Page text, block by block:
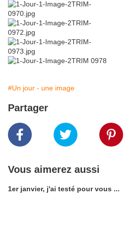
#Un jour - une image
Partager
Vous aimerez aussi
1er janvier, j'ai testé pour vous ...